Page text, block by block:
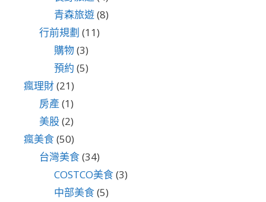
青森旅遊(8)
行前規劃 (11)
購物(3)
預約 (5)
瘋理財(21)
房產 (1)
美股(2)
瘋美食(50)
台灣美食(34)
COSTCO美食(3)
中部美食(5)